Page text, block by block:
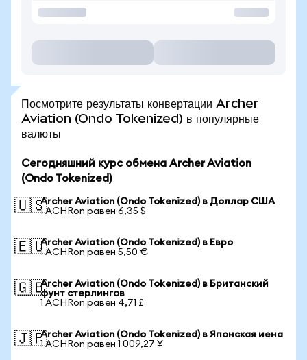
Посмотрите результаты конвертации Archer
Aviation (Ondo Tokenized) в популярные
валюты
Сегодняшний курс обмена Archer Aviation
(Ondo Tokenized)
🇺🇸Archer Aviation (Ondo Tokenized) в Доллар США
1 ACHRon равен 6,35 $
🇪🇺Archer Aviation (Ondo Tokenized) в Евро
1 ACHRon равен 5,50 €
🇬🇧Archer Aviation (Ondo Tokenized) в Британский
фунт стерлингов
1 ACHRon равен 4,71 £
🇯🇵Archer Aviation (Ondo Tokenized) в Японская иена
1 ACHRon равен 1 009,27 ¥